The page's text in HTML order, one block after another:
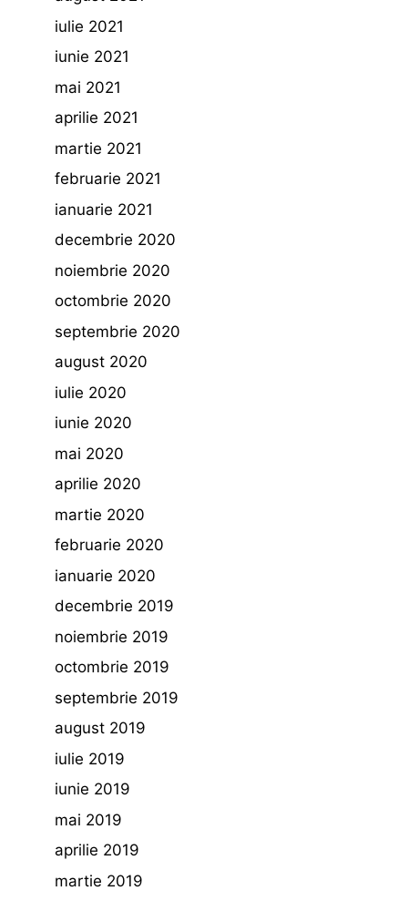
iulie 2021
iunie 2021
mai 2021
aprilie 2021
martie 2021
februarie 2021
ianuarie 2021
decembrie 2020
noiembrie 2020
octombrie 2020
septembrie 2020
august 2020
iulie 2020
iunie 2020
mai 2020
aprilie 2020
martie 2020
februarie 2020
ianuarie 2020
decembrie 2019
noiembrie 2019
octombrie 2019
septembrie 2019
august 2019
iulie 2019
iunie 2019
mai 2019
aprilie 2019
martie 2019